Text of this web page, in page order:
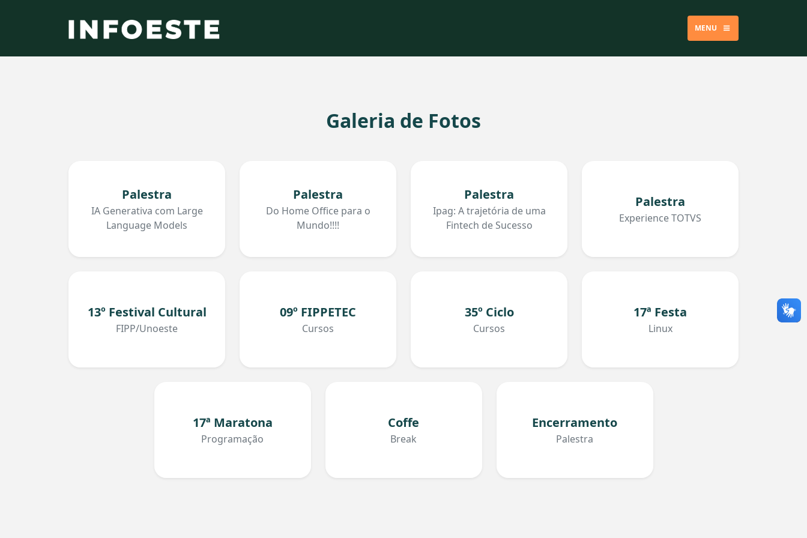
MENU
Galeria de Fotos
Palestra
IA Generativa com Large
Language Models
Palestra
Do Home Office para o
Mundo!!!!
Palestra
Ipag: A trajetória de uma
Fintech de Sucesso
Palestra
Experience TOTVS
13º Festival Cultural
FIPP/Unoeste
09º FIPPETEC
Cursos
35º Ciclo
Cursos
17ª Festa
Linux
17ª Maratona
Programação
Coffe
Break
Encerramento
Palestra